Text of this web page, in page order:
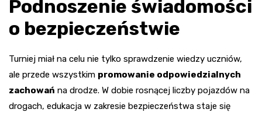
Podnoszenie świadomości
o bezpieczeństwie
Turniej miał na celu nie tylko sprawdzenie wiedzy uczniów,
ale przede wszystkim promowanie odpowiedzialnych
zachowań na drodze. W dobie rosnącej liczby pojazdów na
drogach, edukacja w zakresie bezpieczeństwa staje się